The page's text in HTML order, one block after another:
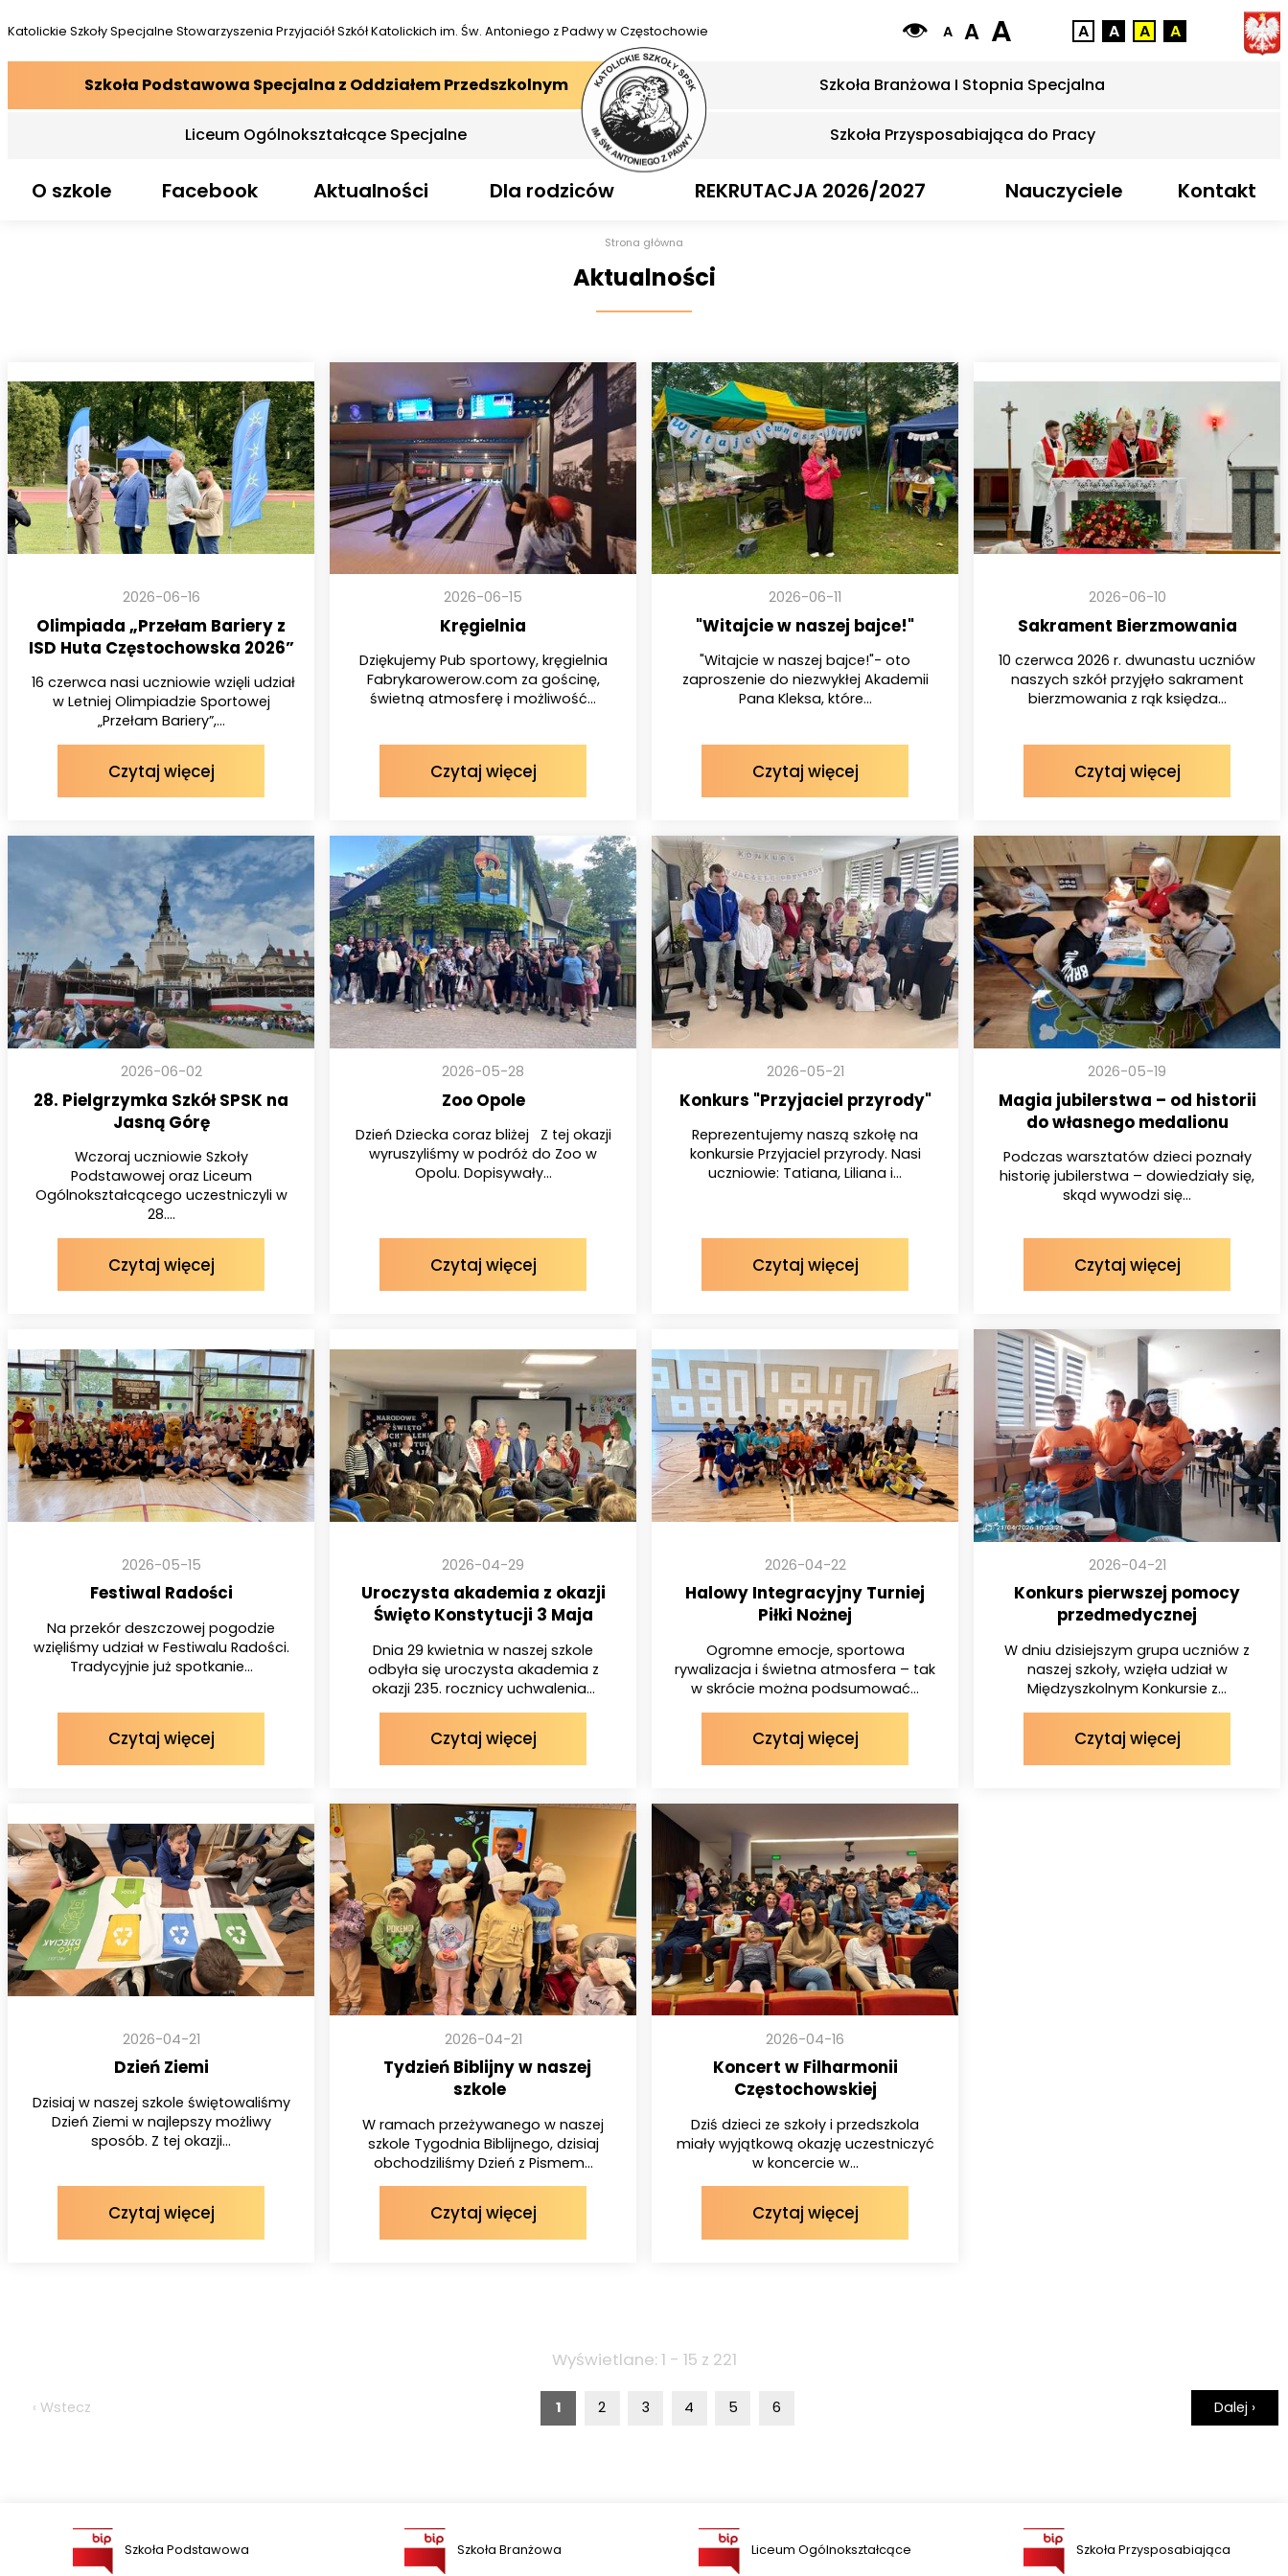
A A A A A A A
Katolickie Szkoły Specjalne Stowarzyszenia Przyjaciół Szkół Katolickich im. Św. Antoniego z Padwy w Częstochowie
Szkoła Podstawowa Specjalna z Oddziałem Przedszkolnym
Liceum Ogólnokształcące Specjalne
Szkoła Branżowa I Stopnia Specjalna
Szkoła Przysposabiająca do Pracy
O szkole Facebook Aktualności Dla rodziców REKRUTACJA 2026/2027 Nauczyciele Kontakt
Strona główna
Aktualności
2026-06-16
Olimpiada „Przełam Bariery z
ISD Huta Częstochowska 2026”
16 czerwca nasi uczniowie wzięli udział
w Letniej Olimpiadzie Sportowej
„Przełam Bariery”,...
Czytaj więcej
2026-06-15
Kręgielnia
Dziękujemy Pub sportowy, kręgielnia
Fabrykarowerow.com za gościnę,
świetną atmosferę i możliwość...
Czytaj więcej
2026-06-11
"Witajcie w naszej bajce!"
"Witajcie w naszej bajce!"- oto
zaproszenie do niezwykłej Akademii
Pana Kleksa, które...
Czytaj więcej
2026-06-10
Sakrament Bierzmowania
10 czerwca 2026 r. dwunastu uczniów
naszych szkół przyjęło sakrament
bierzmowania z rąk księdza...
Czytaj więcej
2026-06-02
28. Pielgrzymka Szkół SPSK na
Jasną Górę
Wczoraj uczniowie Szkoły
Podstawowej oraz Liceum
Ogólnokształcącego uczestniczyli w
28....
Czytaj więcej
2026-05-28
Zoo Opole
Dzień Dziecka coraz bliżej Z tej okazji
wyruszyliśmy w podróż do Zoo w
Opolu. Dopisywały...
Czytaj więcej
2026-05-21
Konkurs "Przyjaciel przyrody"
Reprezentujemy naszą szkołę na
konkursie Przyjaciel przyrody. Nasi
uczniowie: Tatiana, Liliana i...
Czytaj więcej
2026-05-19
Magia jubilerstwa – od historii
do własnego medalionu
Podczas warsztatów dzieci poznały
historię jubilerstwa – dowiedziały się,
skąd wywodzi się...
Czytaj więcej
2026-05-15
Festiwal Radości
Na przekór deszczowej pogodzie
wzięliśmy udział w Festiwalu Radości.
Tradycyjnie już spotkanie...
Czytaj więcej
2026-04-29
Uroczysta akademia z okazji
Święto Konstytucji 3 Maja
Dnia 29 kwietnia w naszej szkole
odbyła się uroczysta akademia z
okazji 235. rocznicy uchwalenia...
Czytaj więcej
2026-04-22
Halowy Integracyjny Turniej
Piłki Nożnej
Ogromne emocje, sportowa
rywalizacja i świetna atmosfera – tak
w skrócie można podsumować...
Czytaj więcej
2026-04-21
Konkurs pierwszej pomocy
przedmedycznej
W dniu dzisiejszym grupa uczniów z
naszej szkoły, wzięła udział w
Międzyszkolnym Konkursie z...
Czytaj więcej
2026-04-21
Dzień Ziemi
Dzisiaj w naszej szkole świętowaliśmy
Dzień Ziemi w najlepszy możliwy
sposób. Z tej okazji...
Czytaj więcej
2026-04-21
Tydzień Biblijny w naszej
szkole
W ramach przeżywanego w naszej
szkole Tygodnia Biblijnego, dzisiaj
obchodziliśmy Dzień z Pismem...
Czytaj więcej
2026-04-16
Koncert w Filharmonii
Częstochowskiej
Dziś dzieci ze szkoły i przedszkola
miały wyjątkową okazję uczestniczyć
w koncercie w...
Czytaj więcej
Wyświetlane: 1 - 15 z 221
‹ Wstecz 1 2 3 4 5 6 Dalej ›
Szkoła Podstawowa Szkoła Branżowa Liceum Ogólnokształcące Szkoła Przysposabiająca